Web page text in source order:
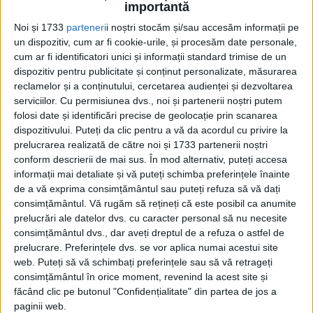
importantă
Noi și 1733 partenerii noștri stocăm și/sau accesăm informații pe
un dispozitiv, cum ar fi cookie-urile, și procesăm date personale,
cum ar fi identificatori unici și informații standard trimise de un
dispozitiv pentru publicitate și conținut personalizate, măsurarea
reclamelor și a conținutului, cercetarea audienței și dezvoltarea
serviciilor. Cu permisiunea dvs., noi și partenerii noștri putem
folosi date și identificări precise de geolocație prin scanarea
dispozitivului. Puteți da clic pentru a vă da acordul cu privire la
prelucrarea realizată de către noi și 1733 partenerii noștri
conform descrierii de mai sus. În mod alternativ, puteți accesa
informații mai detaliate și vă puteți schimba preferințele înainte
de a vă exprima consimțământul sau puteți refuza să vă dați
consimțământul. Vă rugăm să rețineți că este posibil ca anumite
prelucrări ale datelor dvs. cu caracter personal să nu necesite
consimțământul dvs., dar aveți dreptul de a refuza o astfel de
prelucrare. Preferințele dvs. se vor aplica numai acestui site
web. Puteți să vă schimbați preferințele sau să vă retrageți
consimțământul în orice moment, revenind la acest site și
făcând clic pe butonul "Confidențialitate" din partea de jos a
paginii web.
57-59, îşi propune – sub semnătura...
Cea mai mare revistă de istorie din Europa!.
Media KIT
PORTOFOLIU
Capital
Evenimentul Zilei
Doctorul Zilei